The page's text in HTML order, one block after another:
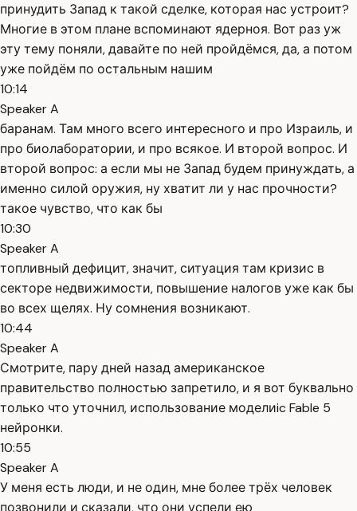
принудить Запад к такой сделке, которая нас устроит?
Многие в этом плане вспоминают ядерноя. Вот раз уж
эту тему поняли, давайте по ней пройдёмся, да, а потом
уже пойдём по остальным нашим
10:14
Speaker A
баранам. Там много всего интересного и про Израиль, и
про биолаборатории, и про всякое. И второй вопрос. И
второй вопрос: а если мы не Запад будем принуждать, а
именно силой оружия, ну хватит ли у нас прочности?
такое чувство, что как бы
10:30
Speaker A
топливный дефицит, значит, ситуация там кризис в
секторе недвижимости, повышение налогов уже как бы
во всех щелях. Ну сомнения возникают.
10:44
Speaker A
Смотрите, пару дней назад американское
правительство полностью запретило, и я вот буквально
только что уточнил, использование моделиic Fable 5
нейронки.
10:55
Speaker A
У меня есть люди, и не один, мне более трёх человек
позвонили и сказали, что они успели ею